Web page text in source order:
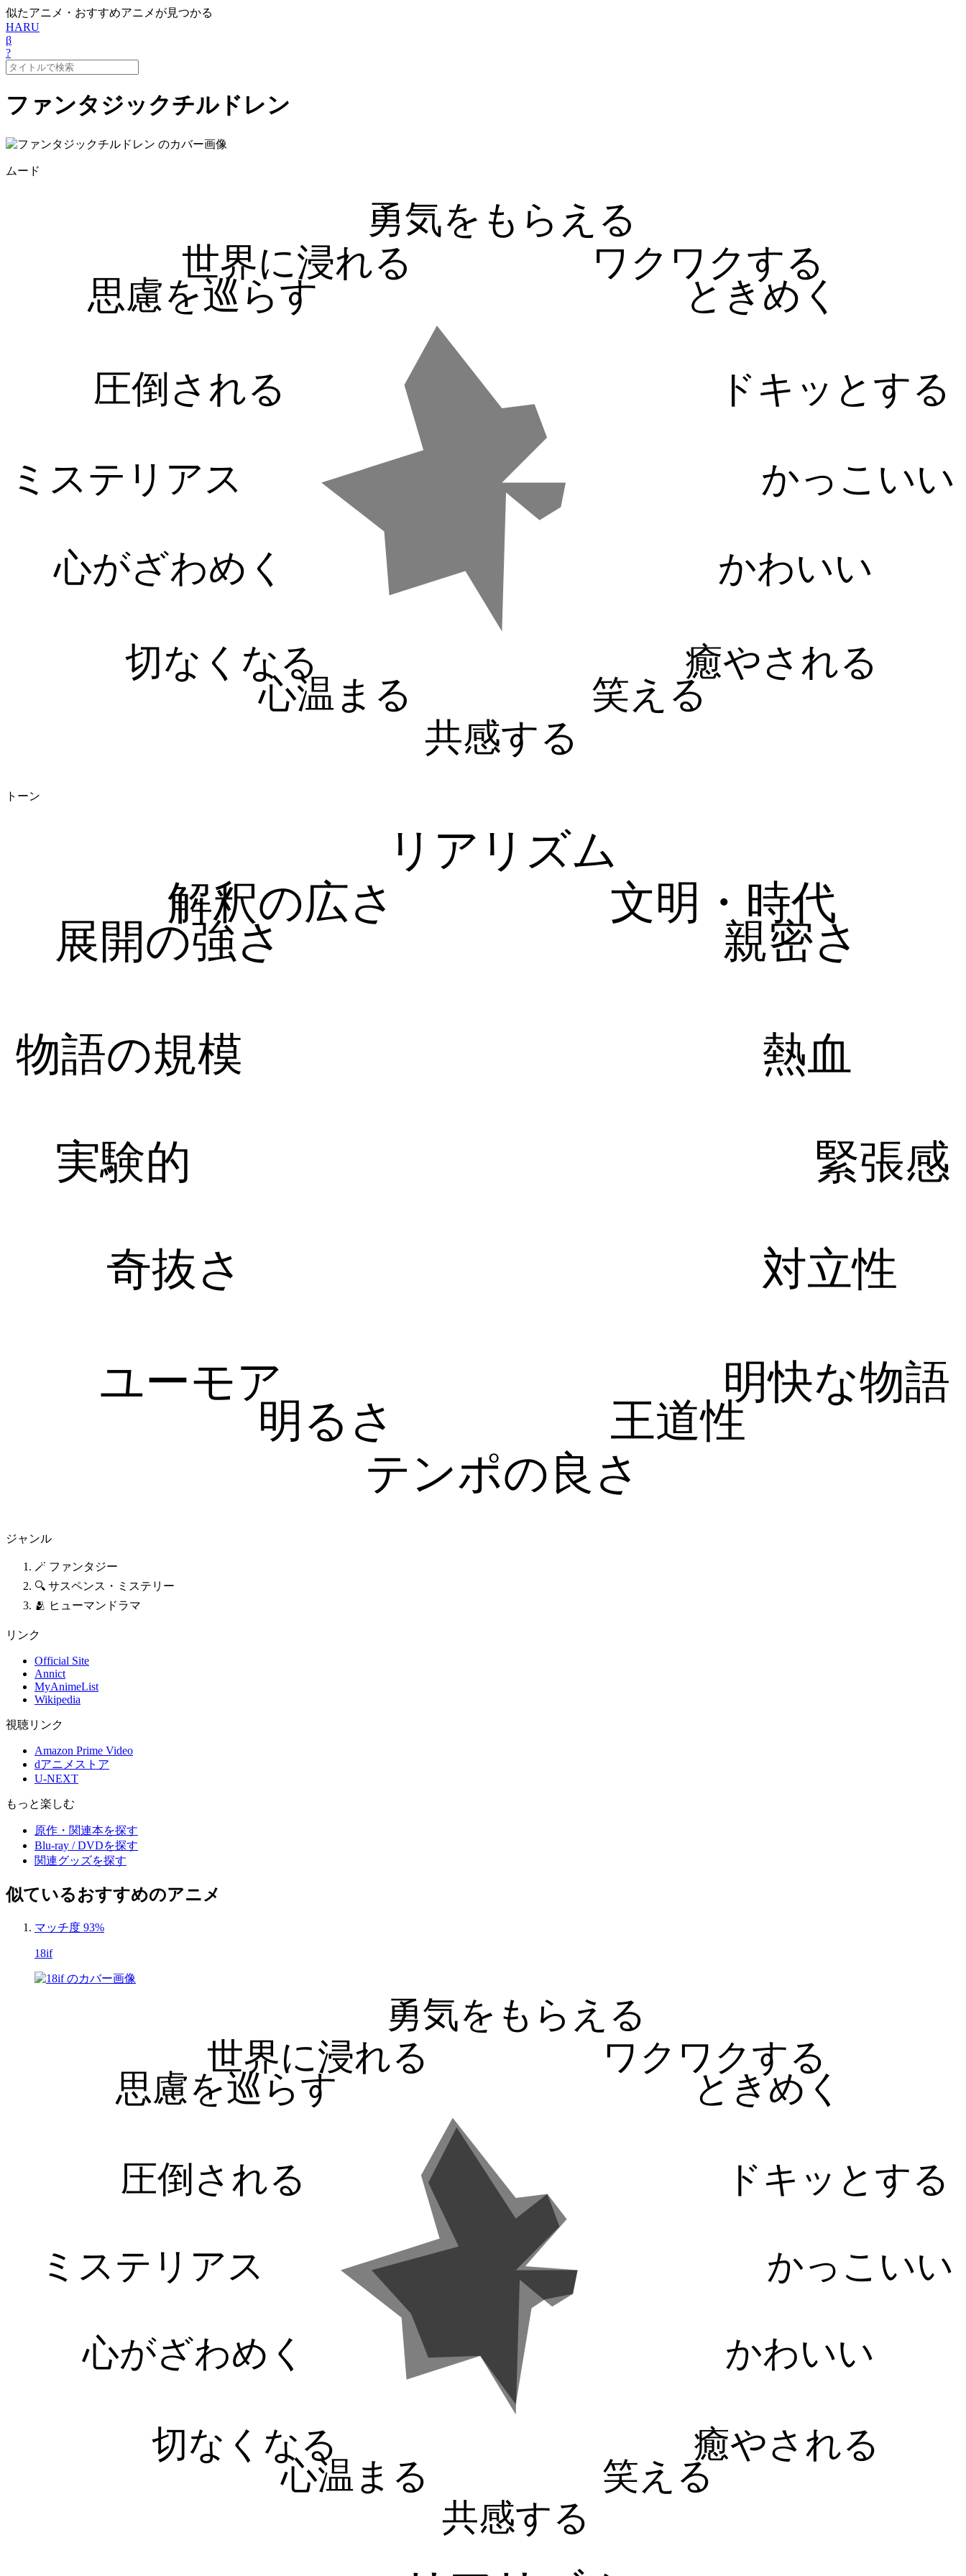
似たアニメ・おすすめアニメが見つかる
HARU
β
?
ファンタジックチルドレン
ムード
勇気をもらえる
ワクワクする
ときめく
ドキッとする
かっこいい
かわいい
癒やされる
笑える
共感する
心温まる
切なくなる
心がざわめく
ミステリアス
圧倒される
思慮を巡らす
世界に浸れる
トーン
リアリズム
文明・時代
親密さ
熱血
緊張感
対立性
明快な物語
王道性
テンポの良さ
明るさ
ユーモア
奇抜さ
実験的
物語の規模
展開の強さ
解釈の広さ
ジャンル
🪄 ファンタジー
🔍 サスペンス・ミステリー
🫂 ヒューマンドラマ
リンク
Official Site
Annict
MyAnimeList
Wikipedia
視聴リンク
Amazon Prime Video
dアニメストア
U-NEXT
もっと楽しむ
原作・関連本を探す
Blu-ray / DVDを探す
関連グッズを探す
似ているおすすめのアニメ
マッチ度 93%
18if
勇気をもらえる
ワクワクする
ときめく
ドキッとする
かっこいい
かわいい
癒やされる
笑える
共感する
心温まる
切なくなる
心がざわめく
ミステリアス
圧倒される
思慮を巡らす
世界に浸れる